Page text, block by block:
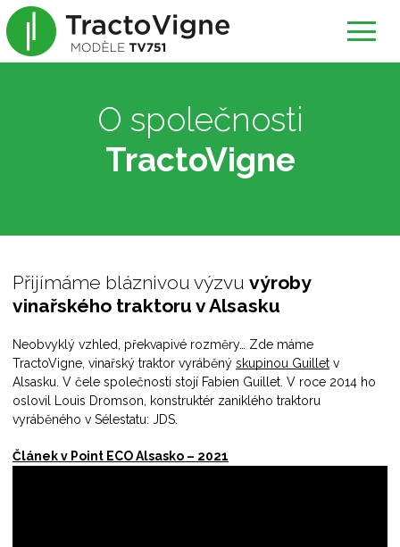
O společnosti
TractoVigne
Přijímáme bláznivou výzvu výroby
vinařského traktoru v Alsasku
Neobvyklý vzhled, překvapivé rozměry… Zde máme
TractoVigne, vinařský traktor vyráběný skupinou Guillet v
Alsasku. V čele společnosti stojí Fabien Guillet. V roce 2014 ho
oslovil Louis Dromson, konstruktér zaniklého traktoru
vyráběného v Sélestatu: JDS.
Článek v Point ECO Alsasko – 2021